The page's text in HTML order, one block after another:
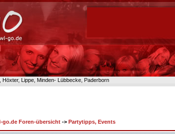
Lippe, Minden- Lübbecke, Paderborn
go.de Foren-übersicht -> Partytipps, Events